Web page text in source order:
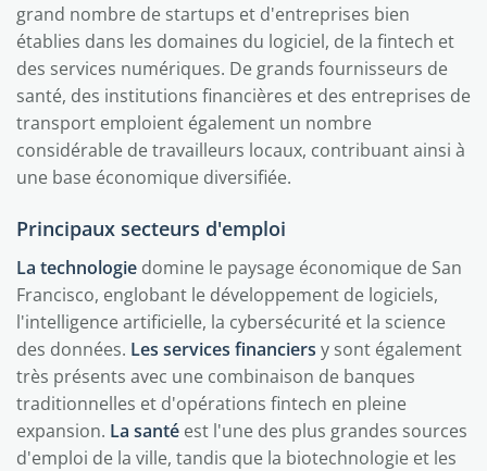
grand nombre de startups et d'entreprises bien
établies dans les domaines du logiciel, de la fintech et
des services numériques. De grands fournisseurs de
santé, des institutions financières et des entreprises de
transport emploient également un nombre
considérable de travailleurs locaux, contribuant ainsi à
une base économique diversifiée.
Principaux secteurs d'emploi
La technologie domine le paysage économique de San
Francisco, englobant le développement de logiciels,
l'intelligence artificielle, la cybersécurité et la science
des données. Les services financiers y sont également
très présents avec une combinaison de banques
traditionnelles et d'opérations fintech en pleine
expansion. La santé est l'une des plus grandes sources
d'emploi de la ville, tandis que la biotechnologie et les